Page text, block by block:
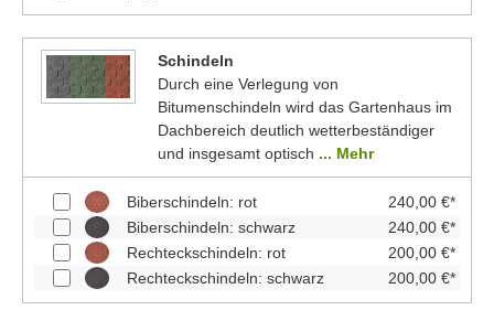
Schindeln
Durch eine Verlegung von
Bitumenschindeln wird das Gartenhaus im
Dachbereich deutlich wetterbeständiger
und insgesamt optisch ... Mehr
Biberschindeln: rot
240,00 €*
Biberschindeln: schwarz
240,00 €*
Rechteckschindeln: rot
200,00 €*
Rechteckschindeln: schwarz
200,00 €*